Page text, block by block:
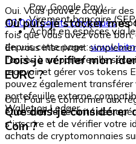
Pay, Google Pay)
Virement bancaire
Achat en espèces via
Oui. Vous pouvez acquérir
40 000 points physiques
fois que vous avez votre
depuis cette page :
Où puis-je stocker mes
En vous inscrivant
l'accès à un portefeuille
recevoir et gérer vos tokens
pouvez également transférer
portefeuille externe
Wallet ou Ledger.
Dois-je vérifier mon
EURC ?
Oui. Pour se conformer aux
et assurer la sécurité des
s'inscrire et de vérifier votre
achats de cryptomonnaies
Que dois-je considérer
Coin ?